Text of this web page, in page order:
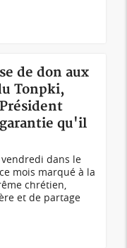
de don aux
Tonpki,
qu'il
dans le
mois marqué à la
chrétien,
et de partage